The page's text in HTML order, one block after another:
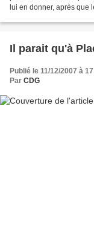
lui en donner, après que
Il parait qu'à
Publié le 11/12/2007 à
Par CDG